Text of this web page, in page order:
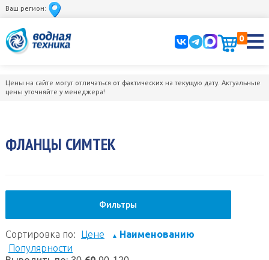
Ваш регион:
0
Цены на сайте могут отличаться от фактических на текущую дату. Актуальные
цены уточняйте у менеджера!
ФЛАНЦЫ СИМТЕК
Фильтры
Сортировка по: Цене ▲ Наименованию
Популярности